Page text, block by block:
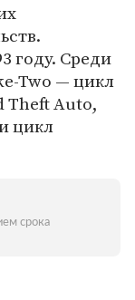
году. Среди
Two — цикл
Theft Auto,
цикл
срока